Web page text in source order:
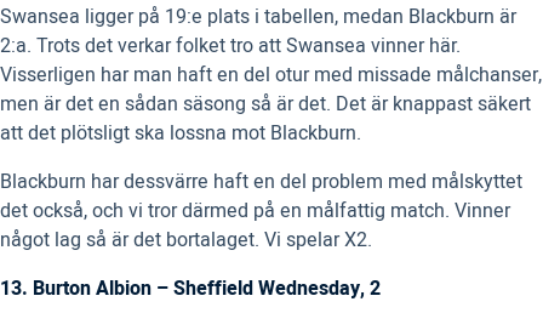
Swansea ligger på 19:e plats i tabellen, medan Blackburn är
2:a. Trots det verkar folket tro att Swansea vinner här.
Visserligen har man haft en del otur med missade målchanser,
men är det en sådan säsong så är det. Det är knappast säkert
att det plötsligt ska lossna mot Blackburn.
Blackburn har dessvärre haft en del problem med målskyttet
det också, och vi tror därmed på en målfattig match. Vinner
något lag så är det bortalaget. Vi spelar X2.
13. Burton Albion – Sheffield Wednesday, 2